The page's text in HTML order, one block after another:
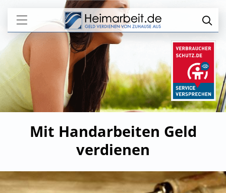
Mit Handarbeiten Geld
verdienen